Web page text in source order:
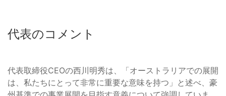
代表のコメント
代表取締役CEOの西川明秀は、「オーストラリアでの展開
は、私たちにとって非常に重要な意味を持つ」と述べ、豪